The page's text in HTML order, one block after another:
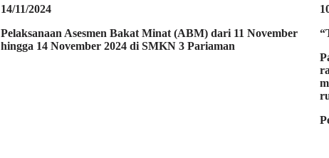
14/11/2024
Pelaksanaan Asesmen Bakat Minat (ABM) dari 11 November
hingga 14 November 2024 di SMKN 3 Pariaman